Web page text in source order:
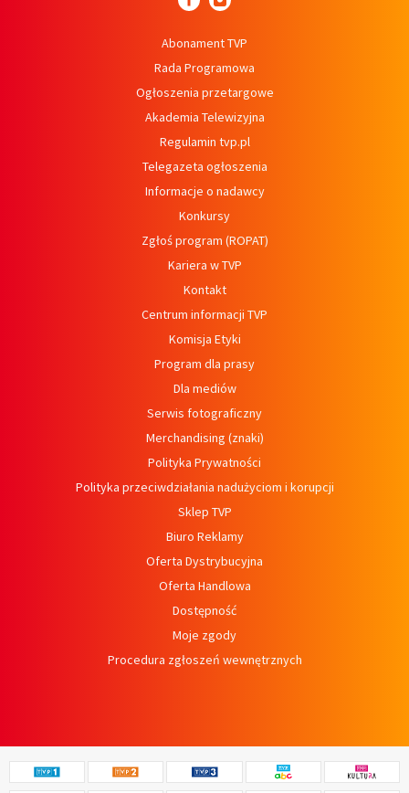
Abonament TVP
Rada Programowa
Ogłoszenia przetargowe
Akademia Telewizyjna
Regulamin tvp.pl
Telegazeta ogłoszenia
Informacje o nadawcy
Konkursy
Zgłoś program (ROPAT)
Kariera w TVP
Kontakt
Centrum informacji TVP
Komisja Etyki
Program dla prasy
Dla mediów
Serwis fotograficzny
Merchandising (znaki)
Polityka Prywatności
Polityka przeciwdziałania nadużyciom i korupcji
Sklep TVP
Biuro Reklamy
Oferta Dystrybucyjna
Oferta Handlowa
Dostępność
Moje zgody
Procedura zgłoszeń wewnętrznych